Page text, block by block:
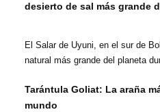
desierto de sal más grande
El Salar de Uyuni, en el sur de
natural más grande del planeta
Tarántula Goliat: La araña
mundo